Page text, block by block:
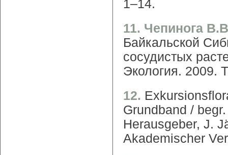
1–14.
11. Чепинога
Байкальской
сосудистых
Экология. 2009.
12.
Grundband /
Herausgeber, J.
Akademischer